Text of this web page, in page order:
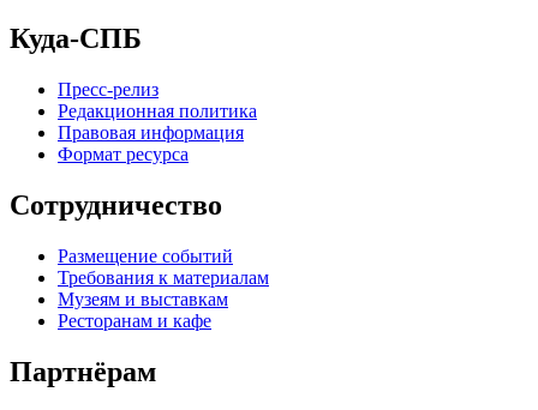
Куда-СПБ
Пресс-релиз
Редакционная политика
Правовая информация
Формат ресурса
Сотрудничество
Размещение событий
Требования к материалам
Музеям и выставкам
Ресторанам и кафе
Партнёрам